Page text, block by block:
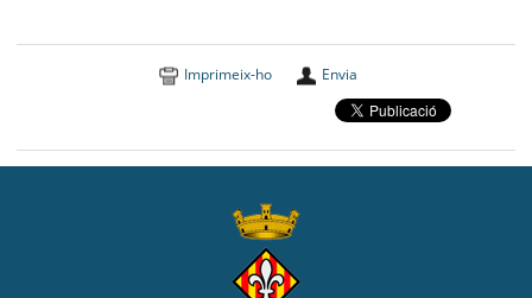
Imprimeix-ho Envia